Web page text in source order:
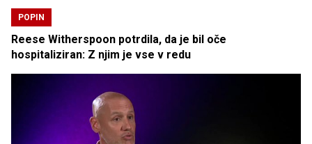
POPIN
Reese Witherspoon potrdila, da je bil oče
hospitaliziran: Z njim je vse v redu